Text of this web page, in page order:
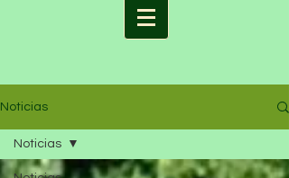
Noticias
Noticias